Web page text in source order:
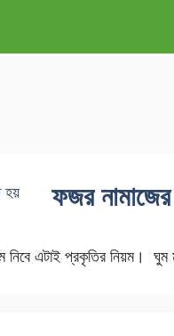
ফজর
নিবে এটাই প্রকৃতির নিয়ম। ঘুম